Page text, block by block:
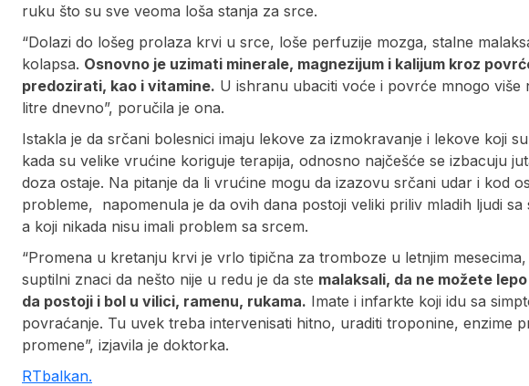
ruku što su sve veoma loša stanja za srce.
“Dolazi do lošeg prolaza krvi u srce, loše perfuzije mozga, stalne
kolapsa. Osnovno je uzimati minerale, magnezijum i kalijum kroz
predozirati, kao i vitamine. U ishranu ubaciti voće i povrće mnogo više
litre dnevno”, poručila je ona.
Istakla je da srčani bolesnici imaju lekove za izmokravanje i lekove koji
kada su velike vrućine koriguje terapija, odnosno najčešće se izbacuju
doza ostaje. Na pitanje da li vrućine mogu da izazovu srčani udar i kod
probleme, napomenula je da ovih dana postoji veliki priliv mladih ljudi
a koji nikada nisu imali problem sa srcem.
“Promena u kretanju krvi je vrlo tipična za tromboze u letnjim
suptilni znaci da nešto nije u redu je da ste malaksali, da ne možete
da postoji i bol u vilici, ramenu, rukama. Imate i infarkte koji idu sa
povraćanje. Tu uvek treba intervenisati hitno, uraditi troponine, enzime
promene”, izjavila je doktorka.
RTbalkan.